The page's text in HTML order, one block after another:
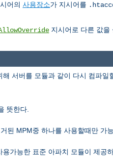
어의 사용장소가 지시어를
지시어로 다른 값을
서버를 모듈과 같이 다시 컴파일
뜻한다.
된 MPM중 하나를 사용할때만 가
가능한 표준 아파치 모듈이 제공